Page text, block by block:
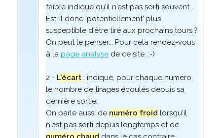
faible indique qu'il n'est pas sorti souvent...
Est-il donc 'potentiellement' plus
susceptible d'être tiré aux prochains tours ?
On peut le penser... Pour cela rendez-vous
à la page analysede ce site. :-)
2 - L'écart: indique, pour chaque numéro,
le nombre de tirages écoulés depuis sa
dernière sortie.
On parle aussi de numéro froid lorsqu'il
n'est pas sorti depuis longtemps et de